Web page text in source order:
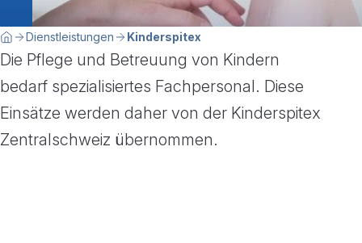
Breadcrumbnavigation
Sie befinden sich hier:
HomeDienstleistungen Kinderspitex
Die Pflege und Betreuung von Kindern
bedarf spezialisiertes Fachpersonal. Diese
Einsätze werden daher von der Kinderspitex
Zentralschweiz übernommen.